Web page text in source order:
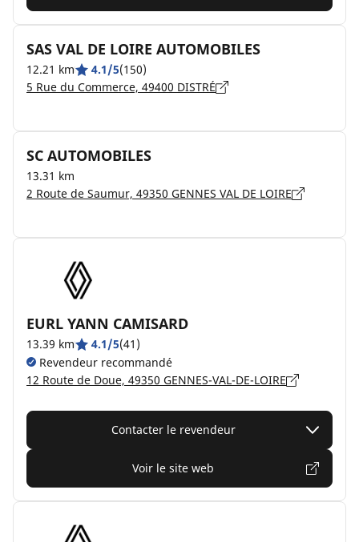
SAS VAL DE LOIRE AUTOMOBILES
12.21 km 4.1/5(150)
5 Rue du Commerce, 49400 DISTRÉ
SC AUTOMOBILES
13.31 km
2 Route de Saumur, 49350 GENNES VAL DE LOIRE
EURL YANN CAMISARD
13.39 km 4.1/5(41)
Revendeur recommandé
12 Route de Doue, 49350 GENNES-VAL-DE-LOIRE
Contacter le revendeur
Voir le site web